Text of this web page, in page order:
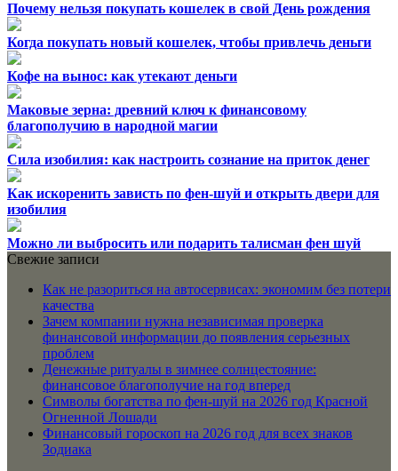
Почему нельзя покупать кошелек в свой День рождения
Когда покупать новый кошелек, чтобы привлечь деньги
Кофе на вынос: как утекают деньги
Маковые зерна: древний ключ к финансовому
благополучию в народной магии
Сила изобилия: как настроить сознание на приток денег
Как искоренить зависть по фен-шуй и открыть двери для
изобилия
Можно ли выбросить или подарить талисман фен шуй
Свежие записи
Как не разориться на автосервисах: экономим без потери
качества
Зачем компании нужна независимая проверка
финансовой информации до появления серьезных
проблем
Денежные ритуалы в зимнее солнцестояние:
финансовое благополучие на год вперед
Символы богатства по фен-шуй на 2026 год Красной
Огненной Лошади
Финансовый гороскоп на 2026 год для всех знаков
Зодиака